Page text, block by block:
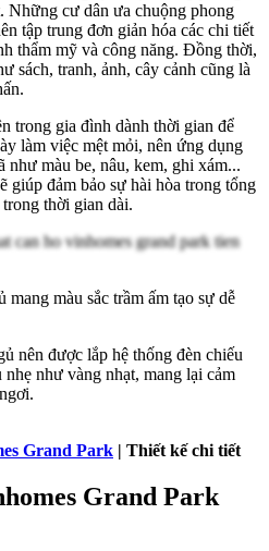
Những cư dân ưa chuộng phong
tập trung đơn giản hóa các chi tiết
thẩm mỹ và công năng. Đồng thời,
sách, tranh, ảnh, cây cảnh cũng là
trong gia đình dành thời gian để
làm việc mệt mỏi, nên ứng dụng
như màu be, nâu, kem, ghi xám...
giúp đảm bảo sự hài hòa trong tổng
thời gian dài.
màu sắc trầm ấm tạo sự dễ
nên được lắp hệ thống đèn chiếu
như vàng nhạt, mang lại cảm
Grand Park | Thiết kế chi tiết
Grand Park